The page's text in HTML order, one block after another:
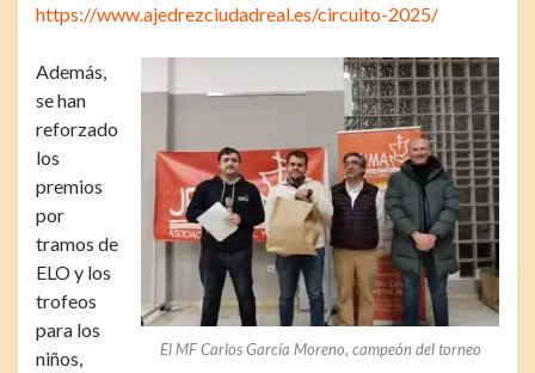
https://www.ajedrezciudadreal.es/circuito-2025/
El MF Carlos García Moreno, campeón del torneo
Además,
se han
reforzado
los
premios
por
tramos de
ELO y los
trofeos
para los
niños,